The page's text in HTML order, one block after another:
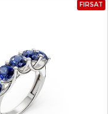
FIRSAT